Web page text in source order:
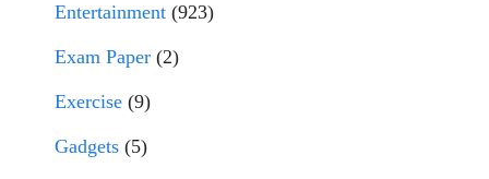
Entertainment (923)
Exam Paper (2)
Exercise (9)
Gadgets (5)